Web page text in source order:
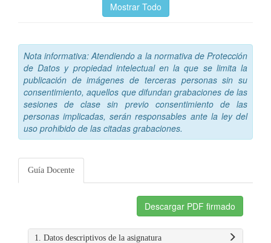
Mostrar Todo
Nota informativa: Atendiendo a la normativa de Protección
de Datos y propiedad intelectual en la que se limita la
publicación de imágenes de terceras personas sin su
consentimiento, aquellos que difundan grabaciones de las
sesiones de clase sin previo consentimiento de las
personas implicadas, serán responsables ante la ley del
uso prohibido de las citadas grabaciones.
Guía Docente
Descargar PDF firmado
1. Datos descriptivos de la asignatura